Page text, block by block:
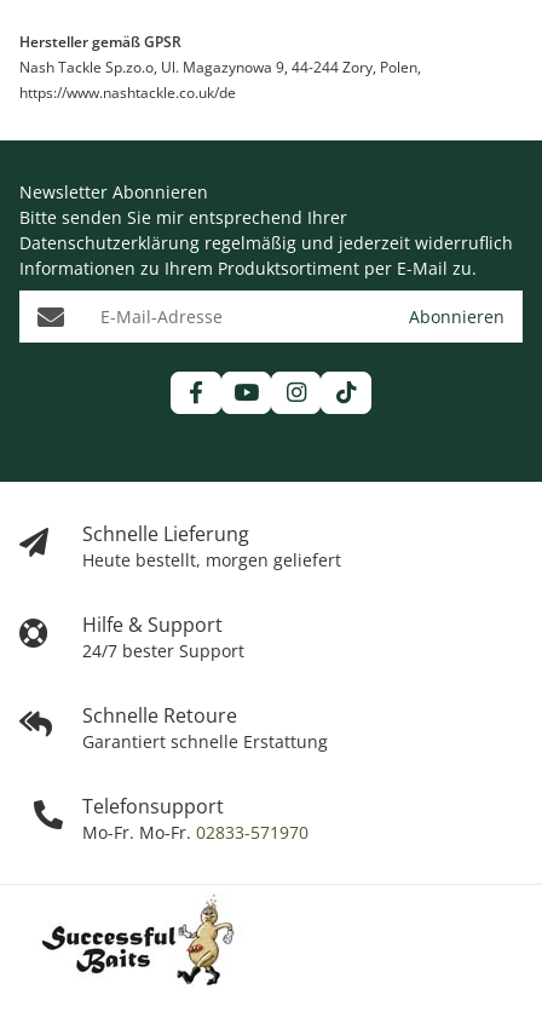
Hersteller gemäß GPSR
Nash Tackle Sp.zo.o, Ul. Magazynowa 9, 44-244 Zory, Polen,
https://www.nashtackle.co.uk/de
Schnelle Lieferung
Heute bestellt, morgen geliefert
Hilfe & Support
24/7 bester Support
Schnelle Retoure
Garantiert schnelle Erstattung
Telefonsupport
Mo-Fr. Mo-Fr. 02833-571970
Newsletter Abonnieren
Bitte senden Sie mir entsprechend Ihrer
Datenschutzerklärung regelmäßig und jederzeit widerruflich
Informationen zu Ihrem Produktsortiment per E-Mail zu.
E-Mail-Adresse Abonnieren